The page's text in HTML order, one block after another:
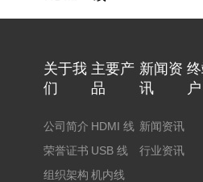
关于我
们
公司简介
荣誉证书
组织架构
主要产
品
HDMI 线
USB 线
机内线
新闻资
讯
新闻资讯
行业资讯
户